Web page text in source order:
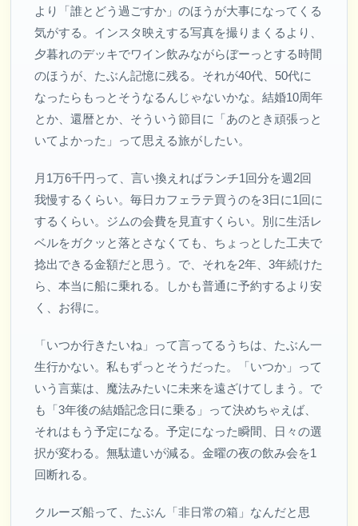
より「誰とどう過ごすか」のほうが大事になってくる
気がする。インスタ映えする写真を撮りまくるより、
夕暮れのデッキでワイン飲みながらぼーっとする時間
のほうが、たぶん記憶に残る。それが40代、50代に
なったらもっとそうなるんじゃないかな。結婚10周年
とか、還暦とか、そういう節目に「あのとき頑張っと
いてよかった」って思える旅がしたい。
月1万6千円って、言い換えればランチ1回分を週2回
我慢するくらい。毎日カフェラテ買うのを3日に1回に
するくらい。ジムの会費を見直すくらい。別に生活レ
ベルをガクッと落とさなくても、ちょっとした工夫で
捻出できる金額だと思う。で、それを2年、3年続けた
ら、本当に船に乗れる。しかも普通に予約するより安
く、お得に。
「いつか行きたいね」って言ってるうちは、たぶん一
生行かない。私もずっとそうだった。「いつか」って
いう言葉は、魔法みたいに未来を遠ざけてしまう。で
も「3年後の結婚記念日に乗る」って決めちゃえば、
それはもう予定になる。予定になった瞬間、日々の選
択が変わる。無駄遣いが減る。金曜の夜の飲み会を1
回断れる。
クルーズ船って、たぶん「非日常の箱」なんだと思